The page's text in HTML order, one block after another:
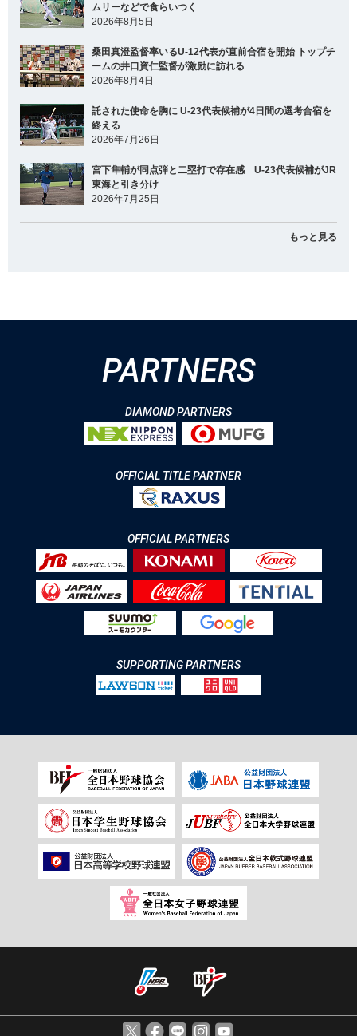
ムリーなどで食らいつく
2026年8月5日
桑田真澄監督率いるU-12代表が直前合宿を開始 トップチ
ームの井口資仁監督が激励に訪れる
2026年8月4日
託された使命を胸に U-23代表候補が4日間の選考合宿を
終える
2026年7月26日
宮下隼輔が同点弾と二塁打で存在感 U-23代表候補がJR
東海と引き分け
2026年7月25日
もっと見る
PARTNERS
DIAMOND PARTNERS
OFFICIAL TITLE PARTNER
OFFICIAL PARTNERS
SUPPORTING PARTNERS